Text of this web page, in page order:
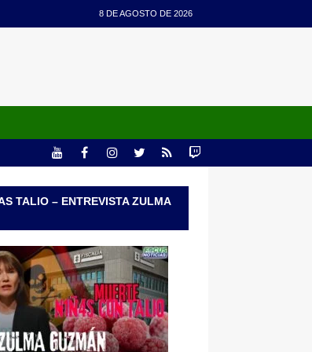
8 DE AGOSTO DE 2026
TALIO – ENTREVISTA ZULMA